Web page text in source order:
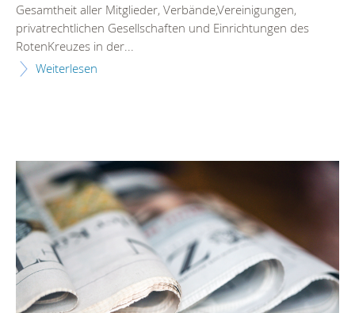
Gesamtheit aller Mitglieder, Verbände,Vereinigungen,
privatrechtlichen Gesellschaften und Einrichtungen des
RotenKreuzes in der...
Weiterlesen